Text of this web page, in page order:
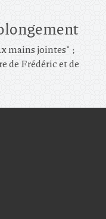
mains jointes" ;
de Frédéric et de